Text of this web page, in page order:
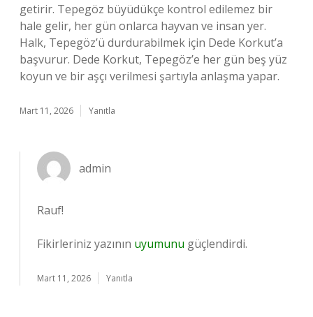
getirir. Tepegöz büyüdükçe kontrol edilemez bir
hale gelir, her gün onlarca hayvan ve insan yer.
Halk, Tepegöz’ü durdurabilmek için Dede Korkut’a
başvurur. Dede Korkut, Tepegöz’e her gün beş yüz
koyun ve bir aşçı verilmesi şartıyla anlaşma yapar.
Mart 11, 2026 Yanıtla
admin
Rauf!
Fikirleriniz yazının uyumunu güçlendirdi.
Mart 11, 2026 Yanıtla